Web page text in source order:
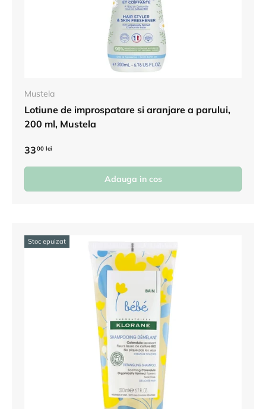
Mustela
Lotiune de improspatare si aranjare a parului,
200 ml, Mustela
3300 lei
Adauga in cos
Stoc epuizat